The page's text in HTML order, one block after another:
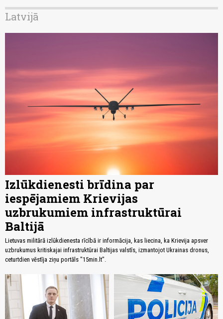
Latvijā
Izlūkdienesti brīdina par
iespējamiem Krievijas
uzbrukumiem infrastruktūrai
Baltijā
Lietuvas militārā izlūkdienesta rīcībā ir informācija, kas liecina, ka Krievija apsver
uzbrukumus kritiskajai infrastruktūrai Baltijas valstīs, izmantojot Ukrainas dronus,
ceturtdien vēstīja ziņu portāls "15min.lt".